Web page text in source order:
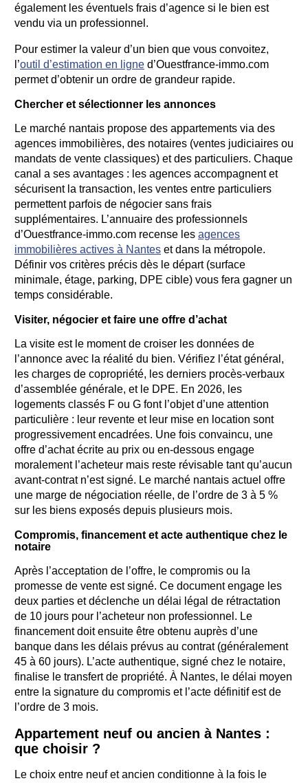
également les éventuels frais d’agence si le bien est
vendu via un professionnel.
Pour estimer la valeur d’un bien que vous convoitez,
l’outil d’estimation en ligne d’Ouestfrance-immo.com
permet d’obtenir un ordre de grandeur rapide.
Chercher et sélectionner les annonces
Le marché nantais propose des appartements via des
agences immobilières, des notaires (ventes judiciaires ou
mandats de vente classiques) et des particuliers. Chaque
canal a ses avantages : les agences accompagnent et
sécurisent la transaction, les ventes entre particuliers
permettent parfois de négocier sans frais
supplémentaires. L’annuaire des professionnels
d’Ouestfrance-immo.com recense les agences
immobilières actives à Nantes et dans la métropole.
Définir vos critères précis dès le départ (surface
minimale, étage, parking, DPE cible) vous fera gagner un
temps considérable.
Visiter, négocier et faire une offre d’achat
La visite est le moment de croiser les données de
l’annonce avec la réalité du bien. Vérifiez l’état général,
les charges de copropriété, les derniers procès-verbaux
d’assemblée générale, et le DPE. En 2026, les
logements classés F ou G font l’objet d’une attention
particulière : leur revente et leur mise en location sont
progressivement encadrées. Une fois convaincu, une
offre d’achat écrite au prix ou en-dessous engage
moralement l’acheteur mais reste révisable tant qu’aucun
avant-contrat n’est signé. Le marché nantais actuel offre
une marge de négociation réelle, de l’ordre de 3 à 5 %
sur les biens exposés depuis plusieurs mois.
Compromis, financement et acte authentique chez le
notaire
Après l’acceptation de l’offre, le compromis ou la
promesse de vente est signé. Ce document engage les
deux parties et déclenche un délai légal de rétractation
de 10 jours pour l’acheteur non professionnel. Le
financement doit ensuite être obtenu auprès d’une
banque dans les délais prévus au contrat (généralement
45 à 60 jours). L’acte authentique, signé chez le notaire,
finalise le transfert de propriété. À Nantes, le délai moyen
entre la signature du compromis et l’acte définitif est de
l’ordre de 3 mois.
Appartement neuf ou ancien à Nantes :
que choisir ?
Le choix entre neuf et ancien conditionne à la fois le